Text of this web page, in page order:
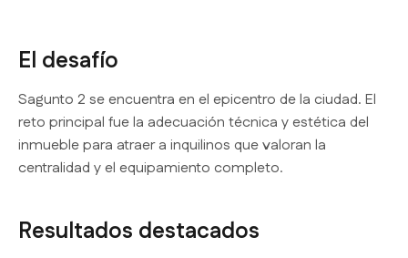
El desafío
Sagunto 2 se encuentra en el epicentro de la ciudad. El
reto principal fue la adecuación técnica y estética del
inmueble para atraer a inquilinos que valoran la
centralidad y el equipamiento completo.
Resultados destacados